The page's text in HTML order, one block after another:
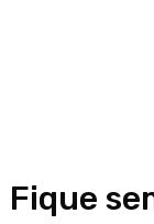
Fique